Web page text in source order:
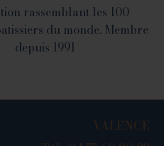
rassemblant les 100
du monde. Membre
depuis 1991
VALENCE